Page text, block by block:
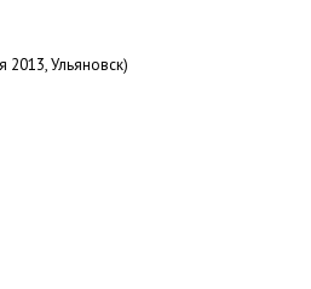
2013, Ульяновск)